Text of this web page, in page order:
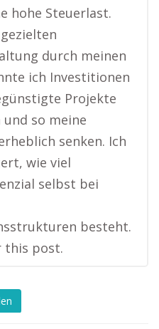
hohe Steuerlast.
durch meinen
ich Investitionen
Projekte
so meine
senken. Ich
wie viel
selbst bei
besteht.
this post.